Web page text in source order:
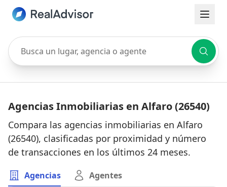
Busca un lugar, agencia o agente
Agencias Inmobiliarias en Alfaro (26540)
Compara las agencias inmobiliarias en Alfaro
(26540), clasificadas por proximidad y número
de transacciones en los últimos 24 meses.
Agencias Agentes